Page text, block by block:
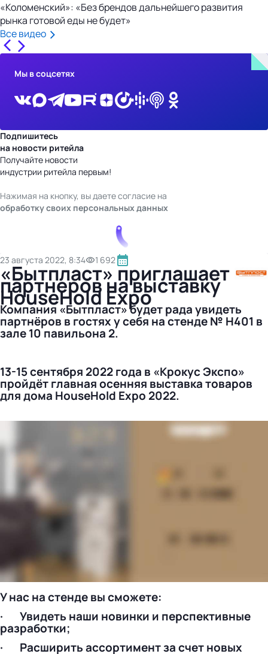
«Коломенский»: «Без брендов дальнейшего развития
рынка готовой еды не будет»
Все видео
Мы в соцсетях
Подпишитесь
на новости ритейла
Получайте новости
индустрии ритейла первым!
Нажимая на кнопку, вы даете согласие на
обработку своих персональных данных
23 августа 2022, 8:34 1 692
«Бытпласт» приглашает
партнеров на выставку
HouseHold Expo
Компания «Бытпласт» будет рада увидеть
партнёров в гостях у себя на стенде № H401 в
зале 10 павильона 2.
13-15 сентября 2022 года в «Крокус Экспо»
пройдёт главная осенняя выставка товаров
для дома HouseHold Expo 2022.
У нас на стенде вы сможете:
· Увидеть наши новинки и перспективные
разработки;
· Расширить ассортимент за счет новых